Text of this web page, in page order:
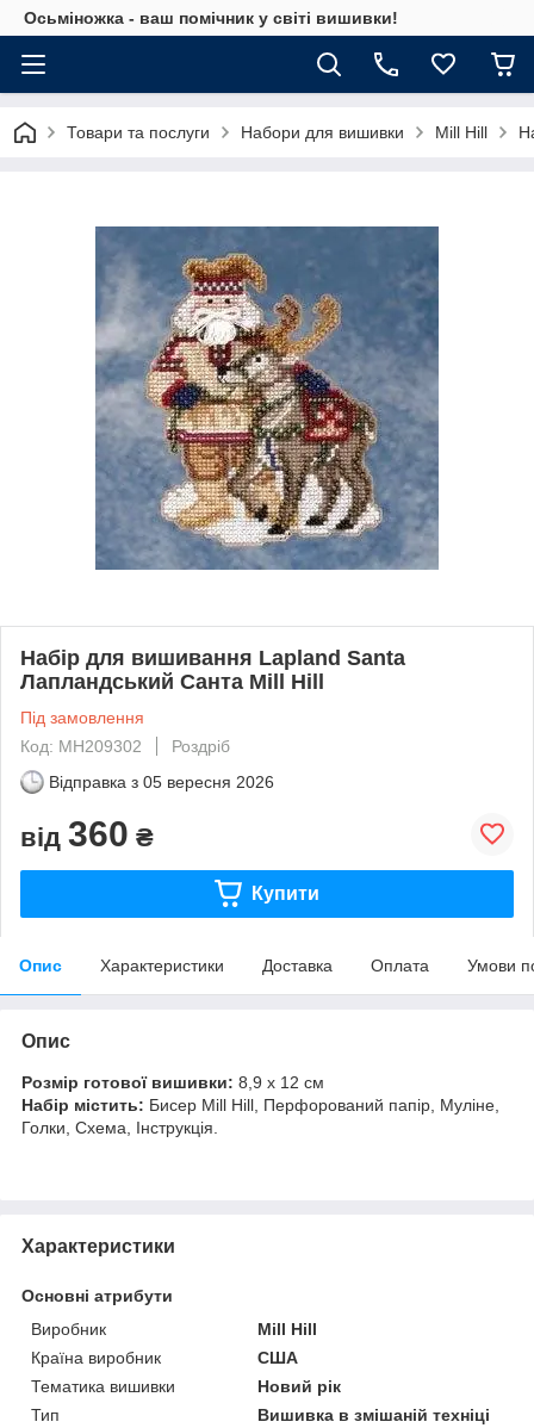
Осьміножка - ваш помічник у світі вишивки!
Товари та послуги Набори для вишивки Mill Hill
Набір для вишивання Lapland Santa
Лапландський Санта Mill Hill
Під замовлення
Код: MH209302
Роздріб
Відправка з 05 вересня 2026
від 360 ₴
Купити
Опис Характеристики Доставка Оплата Умови
Опис
Розмір готової вишивки: 8,9 х 12 см
Набір містить: Бисер Mill Hill, Перфорований папір, Муліне,
Голки, Схема, Інструкція.
Характеристики
Основні атрибути
Виробник
Mill Hill
Країна виробник
США
Тематика вишивки
Новий рік
Тип
Вишивка в змішаній техніці